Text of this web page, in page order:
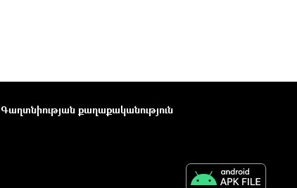
Գաղտնիության քաղաքականություն